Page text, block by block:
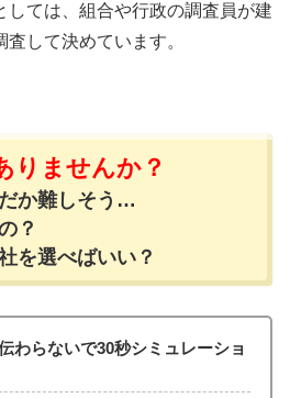
しては、組合や行政の調査員が建
して決めています。
りませんか？
か難しそう…
？
を選べばいい？
わらないで30秒シミュレーショ